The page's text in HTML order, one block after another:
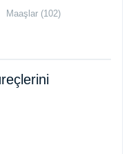
Maaşlar (102)